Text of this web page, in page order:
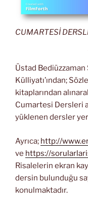
CUMARTESİ
Üstad Bediüzzaman
Külliyatı’ından;
kitaplarından
Cumartesi Dersleri
yüklenen dersler
Ayrıca; http://
ve https://
Risalelerin ekran
dersin bulunduğu
konulmaktadır.